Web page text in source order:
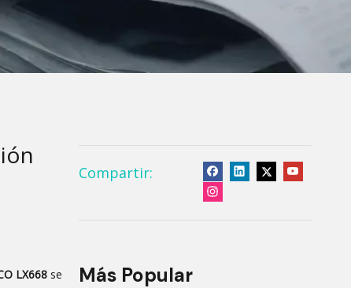
LX668 se
Compartir:
Más Popular